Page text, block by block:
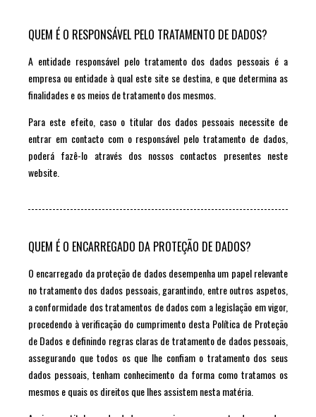
QUEM É O RESPONSÁVEL PELO TRATAMENTO DE DADOS?
A entidade responsável pelo tratamento dos dados pessoais é a
empresa ou entidade à qual este site se destina, e que determina as
finalidades e os meios de tratamento dos mesmos.
Para este efeito, caso o titular dos dados pessoais necessite de
entrar em contacto com o responsável pelo tratamento de dados,
poderá fazê-lo através dos nossos contactos presentes neste
website.
QUEM É O ENCARREGADO DA PROTEÇÃO DE DADOS?
O encarregado da proteção de dados desempenha um papel relevante
no tratamento dos dados pessoais, garantindo, entre outros aspetos,
a conformidade dos tratamentos de dados com a legislação em vigor,
procedendo à verificação do cumprimento desta Política de Proteção
de Dados e definindo regras claras de tratamento de dados pessoais,
assegurando que todos os que lhe confiam o tratamento dos seus
dados pessoais, tenham conhecimento da forma como tratamos os
mesmos e quais os direitos que lhes assistem nesta matéria.